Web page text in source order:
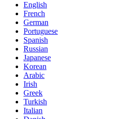
English
French
German
Portuguese
Spanish
Russian
Japanese
Korean
Arabic
Irish
Greek
Turkish
Italian